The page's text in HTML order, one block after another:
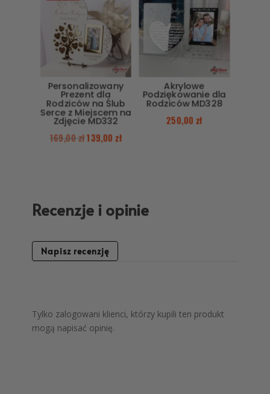
Personalizowany
Prezent dla
Rodziców na Ślub
Serce z Miejscem na
Zdjęcie MD332
169,00 zł139,00 zł
Akrylowe
Podziękowanie dla
Rodziców MD328
250,00 zł
Recenzje i opinie
Napisz recenzję
Tylko zalogowani klienci, którzy kupili ten produkt
mogą napisać opinię.